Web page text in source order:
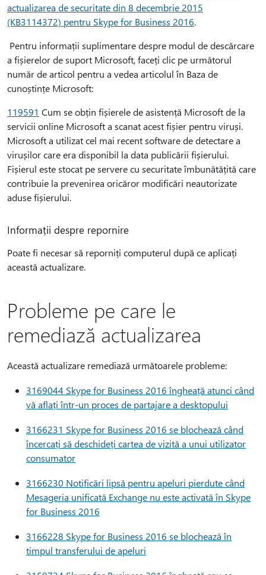
actualizarea de securitate din 8 decembrie 2015
(KB3114372) pentru Skype for Business 2016.
Pentru informații suplimentare despre modul de descărcare
a fișierelor de suport Microsoft, faceți clic pe următorul
număr de articol pentru a vedea articolul în Baza de
cunoștințe Microsoft:
119591 Cum se obțin fișierele de asistență Microsoft de la
servicii online Microsoft a scanat acest fișier pentru viruși.
Microsoft a utilizat cel mai recent software de detectare a
virușilor care era disponibil la data publicării fișierului.
Fișierul este stocat pe servere cu securitate îmbunătățită care
contribuie la prevenirea oricăror modificări neautorizate
aduse fișierului.
Informații despre repornire
Poate fi necesar să reporniți computerul după ce aplicați
această actualizare.
Probleme pe care le
remediază actualizarea
Această actualizare remediază următoarele probleme:
3169044 Skype for Business 2016 îngheață atunci când
vă aflați într-un proces de partajare a desktopului
3166231 Skype for Business 2016 se blochează când
încercați să deschideți cartea de vizită a unui utilizator
consumator
3166230 Notificări lipsă pentru apeluri pierdute când
Mesageria unificată Exchange nu este activată în Skype
for Business 2016
3166228 Skype for Business 2016 se blochează în
timpul transferului de apeluri